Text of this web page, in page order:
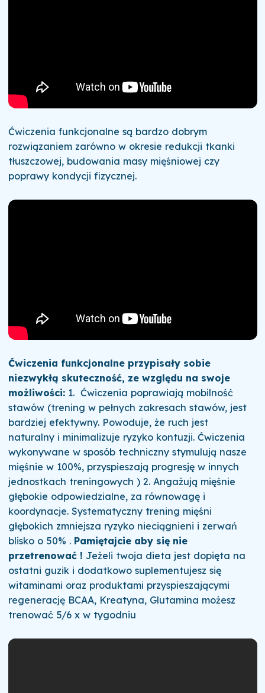
Ćwiczenia funkcjonalne są bardzo dobrym
rozwiązaniem zarówno w okresie redukcji tkanki
tłuszczowej, budowania masy mięśniowej czy
poprawy kondycji fizycznej.
Ćwiczenia funkcjonalne przypisały sobie
niezwykłą skuteczność, ze względu na swoje
możliwości:1. Ćwiczenia poprawiają mobilność
stawów (trening w pełnych zakresach stawów, jest
bardziej efektywny. Powoduje, że ruch jest
naturalny i minimalizuje ryzyko kontuzji. Ćwiczenia
wykonywane w sposób techniczny stymulują nasze
mięśnie w 100%, przyspieszają progresję w innych
jednostkach treningowych ) 2. Angażują mięśnie
głębokie odpowiedzialne, za równowagę i
koordynacje. Systematyczny trening mięśni
głębokich zmniejsza ryzyko nieciągnieni i zerwań
blisko o 50% . Pamiętajcie aby się nie
przetrenować ! Jeżeli twoja dieta jest dopięta na
ostatni guzik i dodatkowo suplementujesz się
witaminami oraz produktami przyspieszającymi
regenerację BCAA, Kreatyna, Glutamina możesz
trenować 5/6 x w tygodniu